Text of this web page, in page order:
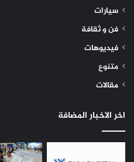
سيارات
فن و ثقافة
فيديوهات
متنوع
مقالات
اخر الاخبار المضافة